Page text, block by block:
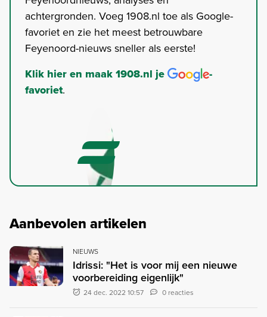
achtergronden. Voeg 1908.nl toe als Google-
favoriet en zie het meest betrouwbare
Feyenoord-nieuws sneller als eerste!
Klik hier en maak 1908.nl je
-
favoriet.
Aanbevolen artikelen
NIEUWS
Idrissi: "Het is voor mij een nieuwe
voorbereiding eigenlijk"
24 dec. 2022 10:57 0 reacties